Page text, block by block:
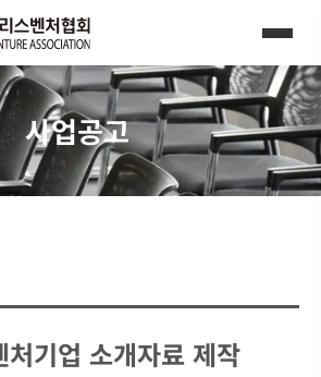
사업공고
기업 소개자료 제작